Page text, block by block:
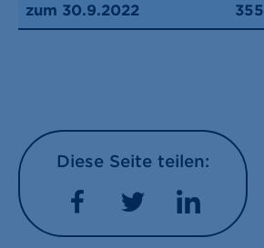
zum 30.9.2022
355
Diese Seite teilen:
FacebookTwitterLinkedIn